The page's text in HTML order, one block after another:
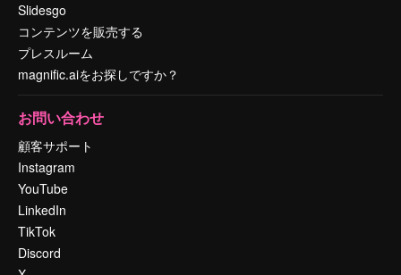
Slidesgo
コンテンツを販売する
プレスルーム
magnific.aiをお探しですか？
お問い合わせ
顧客サポート
Instagram
YouTube
LinkedIn
TikTok
Discord